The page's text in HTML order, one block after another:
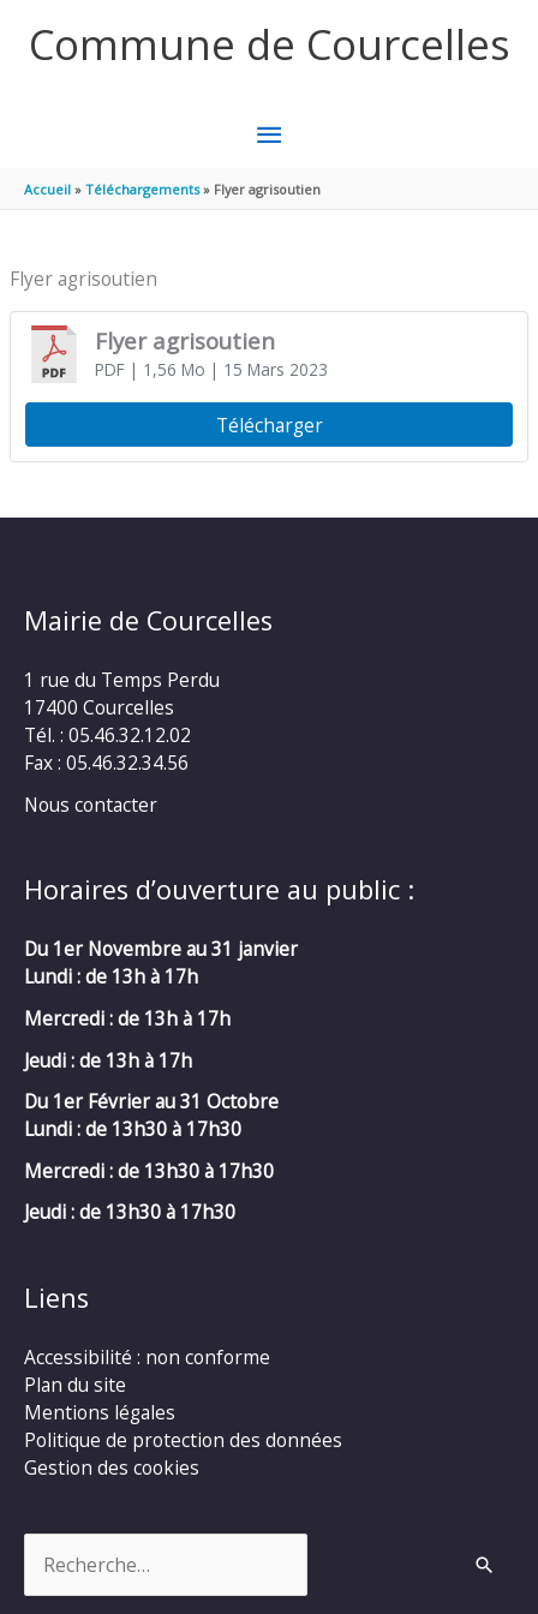
Commune de Courcelles
MENU
PRINCIPAL
Accueil Téléchargements Flyer agrisoutien
Flyer agrisoutien
Flyer agrisoutien
PDF| 1,56 Mo | 15 Mars 2023
Télécharger
Mairie de Courcelles
1 rue du Temps Perdu
17400 Courcelles
Tél. : 05.46.32.12.02
Fax : 05.46.32.34.56
Nous contacter
Horaires d’ouverture au public :
Du 1er Novembre au 31 janvier
Lundi : de 13h à 17h
Mercredi :de 13h à 17h
Jeudi : de 13h à 17h
Du 1er Février au 31 Octobre
Lundi : de 13h30 à 17h30
Mercredi :de 13h30 à 17h30
Jeudi : de 13h30 à 17h30
Liens
Accessibilité : non conforme
Plan du site
Mentions légales
Politique de protection des données
Gestion des cookies